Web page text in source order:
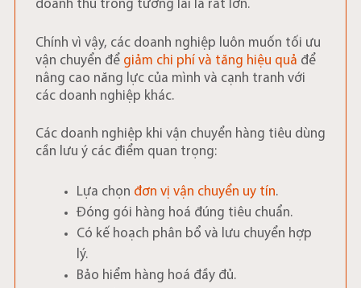
doanh thu trong tương lai là rất lớn.
Chính vì vậy, các doanh nghiệp luôn muốn tối ưu
vận chuyển để giảm chi phí và tăng hiệu quả để
nâng cao năng lực của mình và cạnh tranh với
các doanh nghiệp khác.
Các doanh nghiệp khi vận chuyển hàng tiêu dùng
cần lưu ý các điểm quan trọng:
Lựa chọn đơn vị vận chuyển uy tín.
Đóng gói hàng hoá đúng tiêu chuẩn.
Có kế hoạch phân bổ và lưu chuyển hợp
lý.
Bảo hiểm hàng hoá đầy đủ.